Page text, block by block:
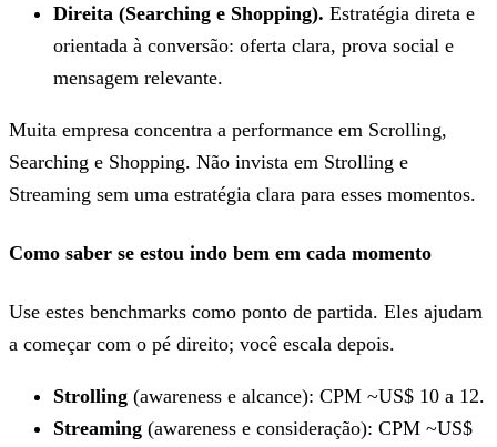
Direita (Searching e Shopping). Estratégia direta e
orientada à conversão: oferta clara, prova social e
mensagem relevante.
Muita empresa concentra a performance em Scrolling,
Searching e Shopping. Não invista em Strolling e
Streaming sem uma estratégia clara para esses momentos.
Como saber se estou indo bem em cada momento
Use estes benchmarks como ponto de partida. Eles ajudam
a começar com o pé direito; você escala depois.
Strolling (awareness e alcance): CPM ~US$ 10 a 12.
Streaming (awareness e consideração): CPM ~US$